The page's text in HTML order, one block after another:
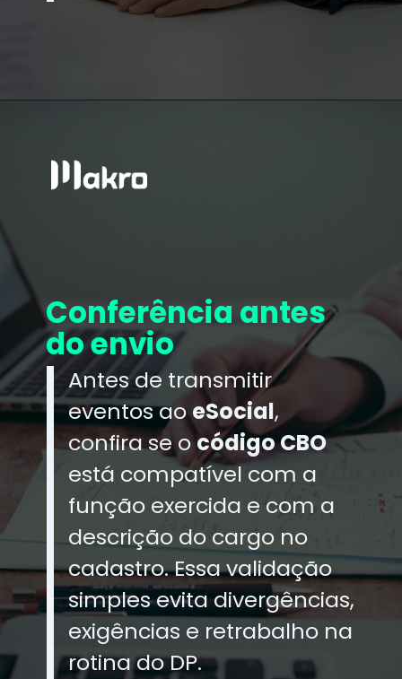
Conferência antes
do envio
Antes de transmitir
eventos aoeSocial,
confira se ocódigo CBO
está compatível com a
função exercida e com a
descrição do cargo no
cadastro. Essa validação
simples evita divergências,
exigências e retrabalho na
rotina do DP.